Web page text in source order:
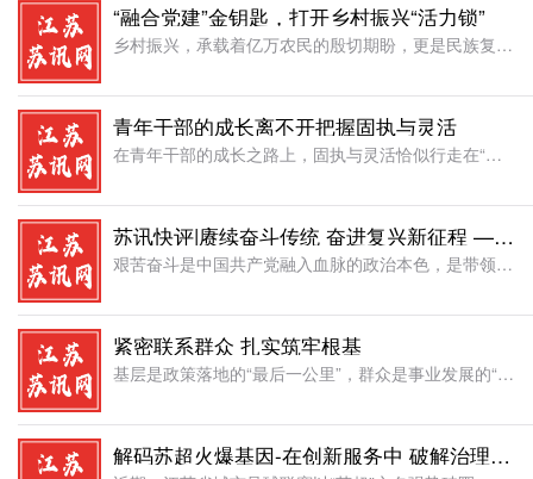
“融合党建”金钥匙，打开乡村振兴“活力锁”
乡村振兴，承载着亿万农民的殷切期盼，更是民族复兴的深沉根基。而要实现其蓬勃生命力，必须寻得一把精准适配的“钥匙”。在乡村全面振兴的伟大征程中，“融合党建”正以其独特的内生动力与组织优势，成为开启乡村沉
青年干部的成长离不开把握固执与灵活
在青年干部的成长之路上，固执与灵活恰似行走在“平衡木”两端的关键因素，需要精准把握。过于固执，容易固步自封，错失机遇;过度灵活，又可能流于圆滑，失去原则。只有在两者之间找到平衡点，才能稳步前行，成长为
苏讯快评|赓续奋斗传统 奋进复兴新征程 ——在“十四五”与“十五五”交汇关键时期弘扬艰苦奋斗精神
艰苦奋斗是中国共产党融入血脉的政治本色，是带领人民跨越难关、夺取胜利的锐利武器。从井冈山的星星之火到长征路上的雄关漫步，从延安窑洞的艰苦创业到北大荒的垦拓奋进，从“宁肯少活二十年，拼命也要拿下大油田”
紧密联系群众 扎实筑牢根基
基层是政策落地的“最后一公里”，群众是事业发展的“源头活水”。基层干部与群众的联系紧不紧密，不仅关系到政策执行的效果，更关乎人心向背与社会根基的稳固。在全面建设社会主义现代化国家的新征程上，重新审视并
解码苏超火爆基因-在创新服务中 破解治理难题